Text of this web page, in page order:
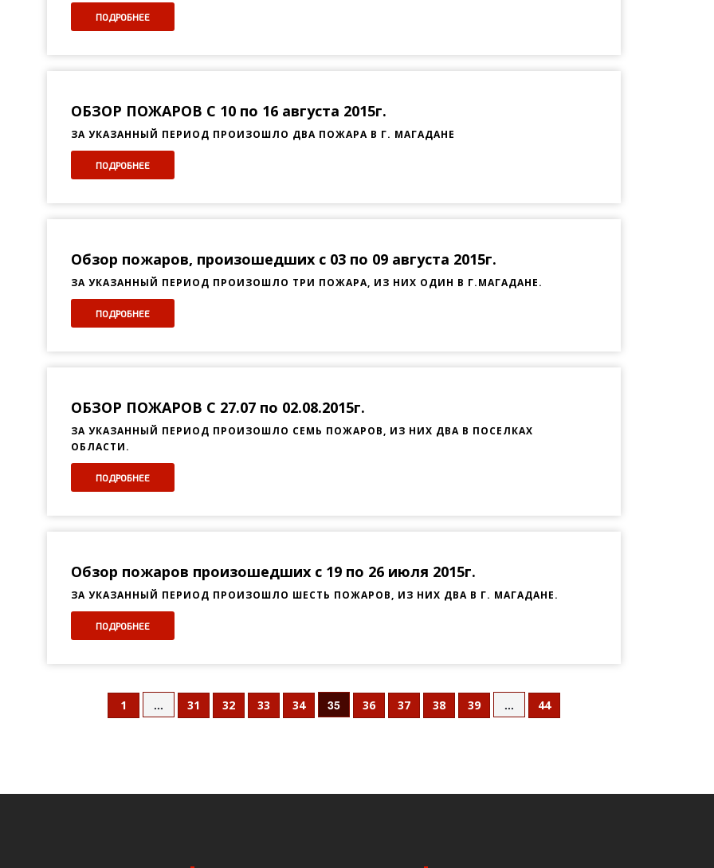
ПОДРОБНЕЕ
ОБЗОР ПОЖАРОВ С 10 по 16 августа 2015г.
ЗА УКАЗАННЫЙ ПЕРИОД ПРОИЗОШЛО ДВА ПОЖАРА В Г. МАГАДАНЕ
ПОДРОБНЕЕ
Обзор пожаров, произошедших с 03 по 09 августа 2015г.
ЗА УКАЗАННЫЙ ПЕРИОД ПРОИЗОШЛО ТРИ ПОЖАРА, ИЗ НИХ ОДИН В Г.МАГАДАНЕ.
ПОДРОБНЕЕ
ОБЗОР ПОЖАРОВ С 27.07 по 02.08.2015г.
ЗА УКАЗАННЫЙ ПЕРИОД ПРОИЗОШЛО СЕМЬ ПОЖАРОВ, ИЗ НИХ ДВА В ПОСЕЛКАХ
ОБЛАСТИ.
ПОДРОБНЕЕ
Обзор пожаров произошедших с 19 по 26 июля 2015г.
ЗА УКАЗАННЫЙ ПЕРИОД ПРОИЗОШЛО ШЕСТЬ ПОЖАРОВ, ИЗ НИХ ДВА В Г. МАГАДАНЕ.
ПОДРОБНЕЕ
1 ... 31 32 33 34 35 36 37 38 39 ... 44